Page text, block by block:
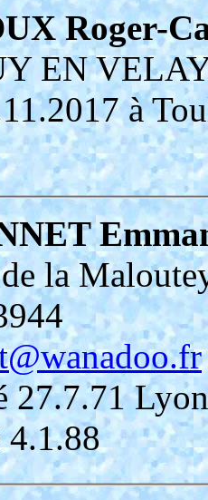
Roger-
EN
à
la
27.7.71
4.1.88